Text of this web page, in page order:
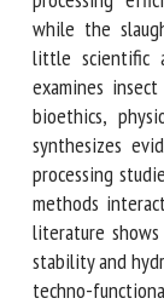
Résumé en
edible insect
processing
while the
little scientific
examines
bioethics,
synthesizes
processing